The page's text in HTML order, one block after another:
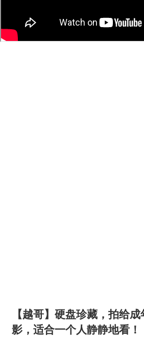
【越哥】硬盘珍藏，拍给
影，适合一个人静静地看！